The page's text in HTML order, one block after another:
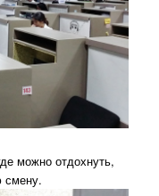
можно отдохнуть,
смену.